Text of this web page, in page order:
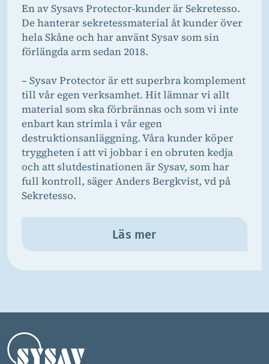
En av Sysavs Protector-kunder är Sekretesso.
De hanterar sekretessmaterial åt kunder över
hela Skåne och har använt Sysav som sin
förlängda arm sedan 2018.
– Sysav Protector är ett superbra komplement
till vår egen verksamhet. Hit lämnar vi allt
material som ska förbrännas och som vi inte
enbart kan strimla i vår egen
destruktionsanläggning. Våra kunder köper
tryggheten i att vi jobbar i en obruten kedja
och att slutdestinationen är Sysav, som har
full kontroll, säger Anders Bergkvist, vd på
Sekretesso.
Läs mer